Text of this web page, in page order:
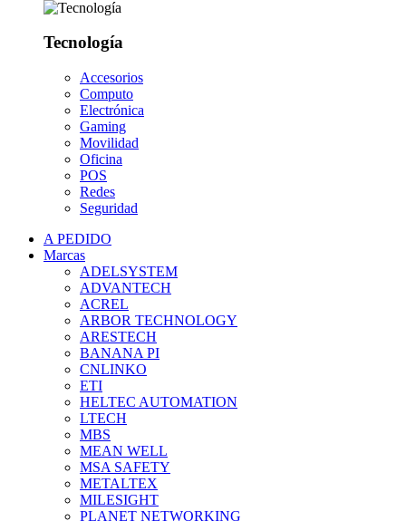
Tecnología
Accesorios
Computo
Electrónica
Gaming
Movilidad
Oficina
POS
Redes
Seguridad
A PEDIDO
Marcas
ADELSYSTEM
ADVANTECH
ACREL
ARBOR TECHNOLOGY
ARESTECH
BANANA PI
CNLINKO
ETI
HELTEC AUTOMATION
LTECH
MBS
MEAN WELL
MSA SAFETY
METALTEX
MILESIGHT
PLANET NETWORKING